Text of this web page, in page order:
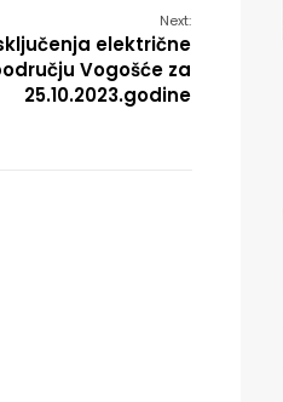
Next:
električne
Vogošće za
25.10.2023.godine